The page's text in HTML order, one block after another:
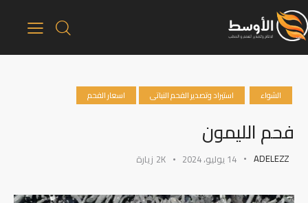
الشواء استيراد وتصدير الفحم النباتى اسعار الفحم
فحم الليمون
ADELEZZ 14 يوليو، 2024 2K زيارة